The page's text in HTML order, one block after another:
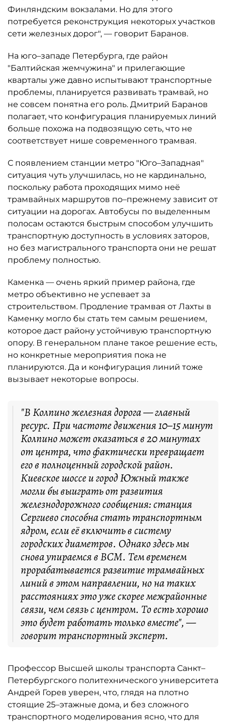
Финляндским вокзалами. Но для этого
потребуется реконструкция некоторых участков
сети железных дорог", — говорит Баранов.
На юго–западе Петербурга, где район
"Балтийская жемчужина" и прилегающие
кварталы уже давно испытывают транспортные
проблемы, планируется развивать трамвай, но
не совсем понятна его роль. Дмитрий Баранов
полагает, что конфигурация планируемых линий
больше похожа на подвозящую сеть, что не
соответствует нише современного трамвая.
С появлением станции метро "Юго–Западная"
ситуация чуть улучшилась, но не кардинально,
поскольку работа проходящих мимо неё
трамвайных маршрутов по–прежнему зависит от
ситуации на дорогах. Автобусы по выделенным
полосам остаются быстрым способом улучшить
транспортную доступность в условиях заторов,
но без магистрального транспорта они не решат
проблему полностью.
Каменка — очень яркий пример района, где
метро объективно не успевает за
строительством. Продление трамвая от Лахты в
Каменку могло бы стать тем самым решением,
которое даст району устойчивую транспортную
опору. В генеральном плане такое решение есть,
но конкретные мероприятия пока не
планируются. Да и конфигурация линий тоже
вызывает некоторые вопросы.
"В Колпино железная дорога — главный
ресурс. При частоте движения 10–15 минут
Колпино может оказаться в 20 минутах
от центра, что фактически превращает
его в полноценный городской район.
Киевское шоссе и город Южный также
могли бы выиграть от развития
железнодорожного сообщения: станция
Сергиево способна стать транспортным
ядром, если её включить в систему
городских диаметров. Однако здесь мы
снова упираемся в ВСМ. Тем временем
прорабатывается развитие трамвайных
линий в этом направлении, но на таких
расстояниях это уже скорее межрайонные
связи, чем связь с центром. То есть хорошо
это будет работать только вместе", —
говорит транспортный эксперт.
Профессор Высшей школы транспорта Санкт–
Петербургского политехнического университета
Андрей Горев уверен, что, глядя на плотно
стоящие 25–этажные дома, и без сложного
транспортного моделирования ясно, что для